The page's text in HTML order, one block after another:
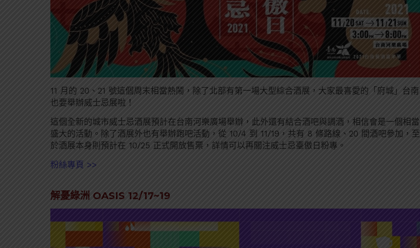
11 月的 20、21 號這個周末相當熱鬧，除了北部有第一場大型綜合酒展，大家最喜愛的「府城」台南
也要舉辦威士忌展啦！
這個全新的城市威士忌酒展預計在台南河樂廣場舉辦，此外還有結合酒吧與調酒，相信會是一個相當
盛大的活動。除了酒展外也有舉辦跑吧活動，從 10/4 到 11/19，共有 8 條路線、20 間酒吧參加，至
於酒展本身則預計在 10/25 正式開放售票，詳情可以再關注威士忌臺傲日粉專。
粉絲專頁 >>
解憂綠洲 OASIS 12/17~19